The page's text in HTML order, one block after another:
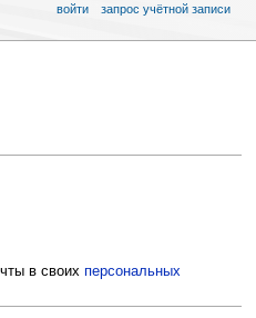
в своих персональных
войти запрос учётной записи